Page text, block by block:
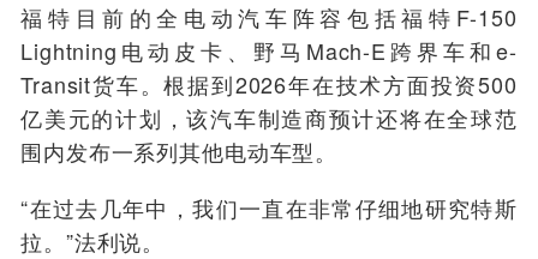
福特目前的全电动汽车阵容包括福特F-150
Lightning电动皮卡、野马Mach-E跨界车和e-
Transit货车。根据到2026年在技术方面投资500
亿美元的计划，该汽车制造商预计还将在全球范
围内发布一系列其他电动车型。
“在过去几年中，我们一直在非常仔细地研究特斯
拉。”法利说。